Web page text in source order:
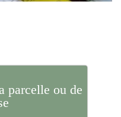
parcelle ou de